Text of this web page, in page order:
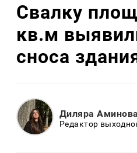
Свалку
кв.м
сноса
Диляра Аминова
Редактор